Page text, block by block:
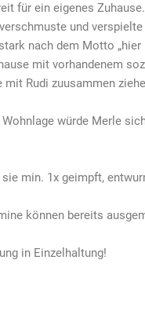
für ein eigenes Zuhause.
und
nach dem Motto
mit vorhandenem
Rudi zuusammen
würde Merle
min. 1x geimpft,
können bereits
in Einzelhaltung!